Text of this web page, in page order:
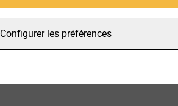
Configurer les préférences